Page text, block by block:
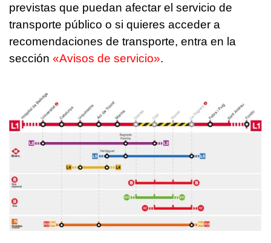
previstas que puedan afectar el servicio de
transporte público o si quieres acceder a
recomendaciones de transporte, entra en la
sección «Avisos de servicio».